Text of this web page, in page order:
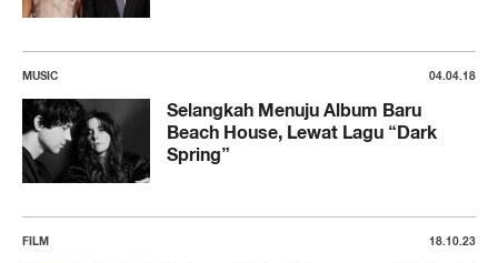
MUSIC 04.04.18
Selangkah Menuju Album Baru
Beach House, Lewat Lagu “Dark
Spring”
FILM 18.10.23